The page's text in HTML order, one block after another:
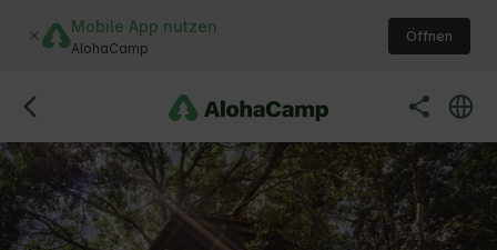
Mobile App nutzen
AlohaCamp
Öffnen